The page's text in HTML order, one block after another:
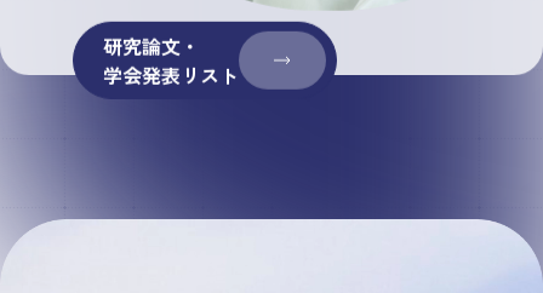
研究論文・
学会発表リスト